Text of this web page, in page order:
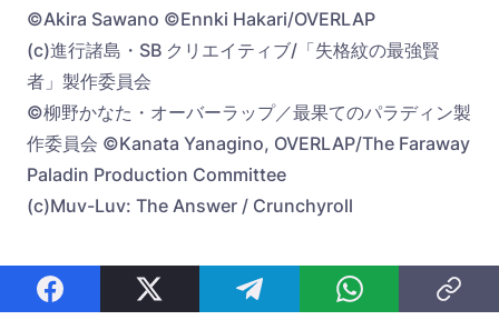
©Akira Sawano ©Ennki Hakari/OVERLAP
(c)進行諸島・SB クリエイティブ/「失格紋の最強賢
者」製作委員会
©柳野かなた・オーバーラップ／最果てのパラディン製
作委員会 ©Kanata Yanagino, OVERLAP/The Faraway
Paladin Production Committee
(c)Muv-Luv: The Answer / Crunchyroll